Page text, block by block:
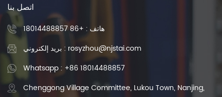
اتصل بنا
هاتف : +86 18014488857
بريد إلكتروني : rosyzhou@njstai.com
Whatsapp : +86 18014488857
Chenggong Village Committee, Lukou Town, Nanjing,